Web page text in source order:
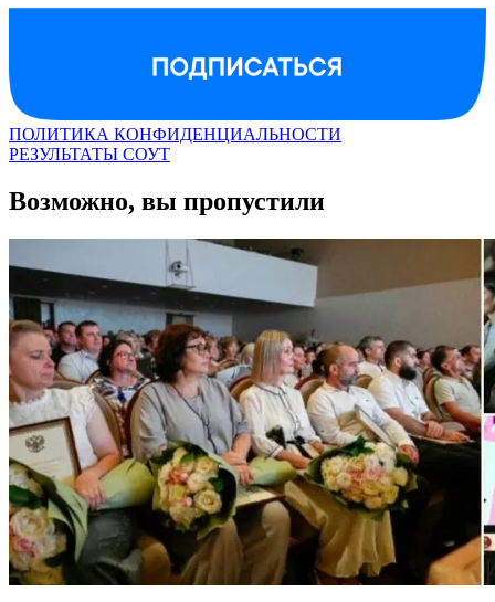
ПОЛИТИКА КОНФИДЕНЦИАЛЬНОСТИ
РЕЗУЛЬТАТЫ СОУТ
Возможно, вы пропустили